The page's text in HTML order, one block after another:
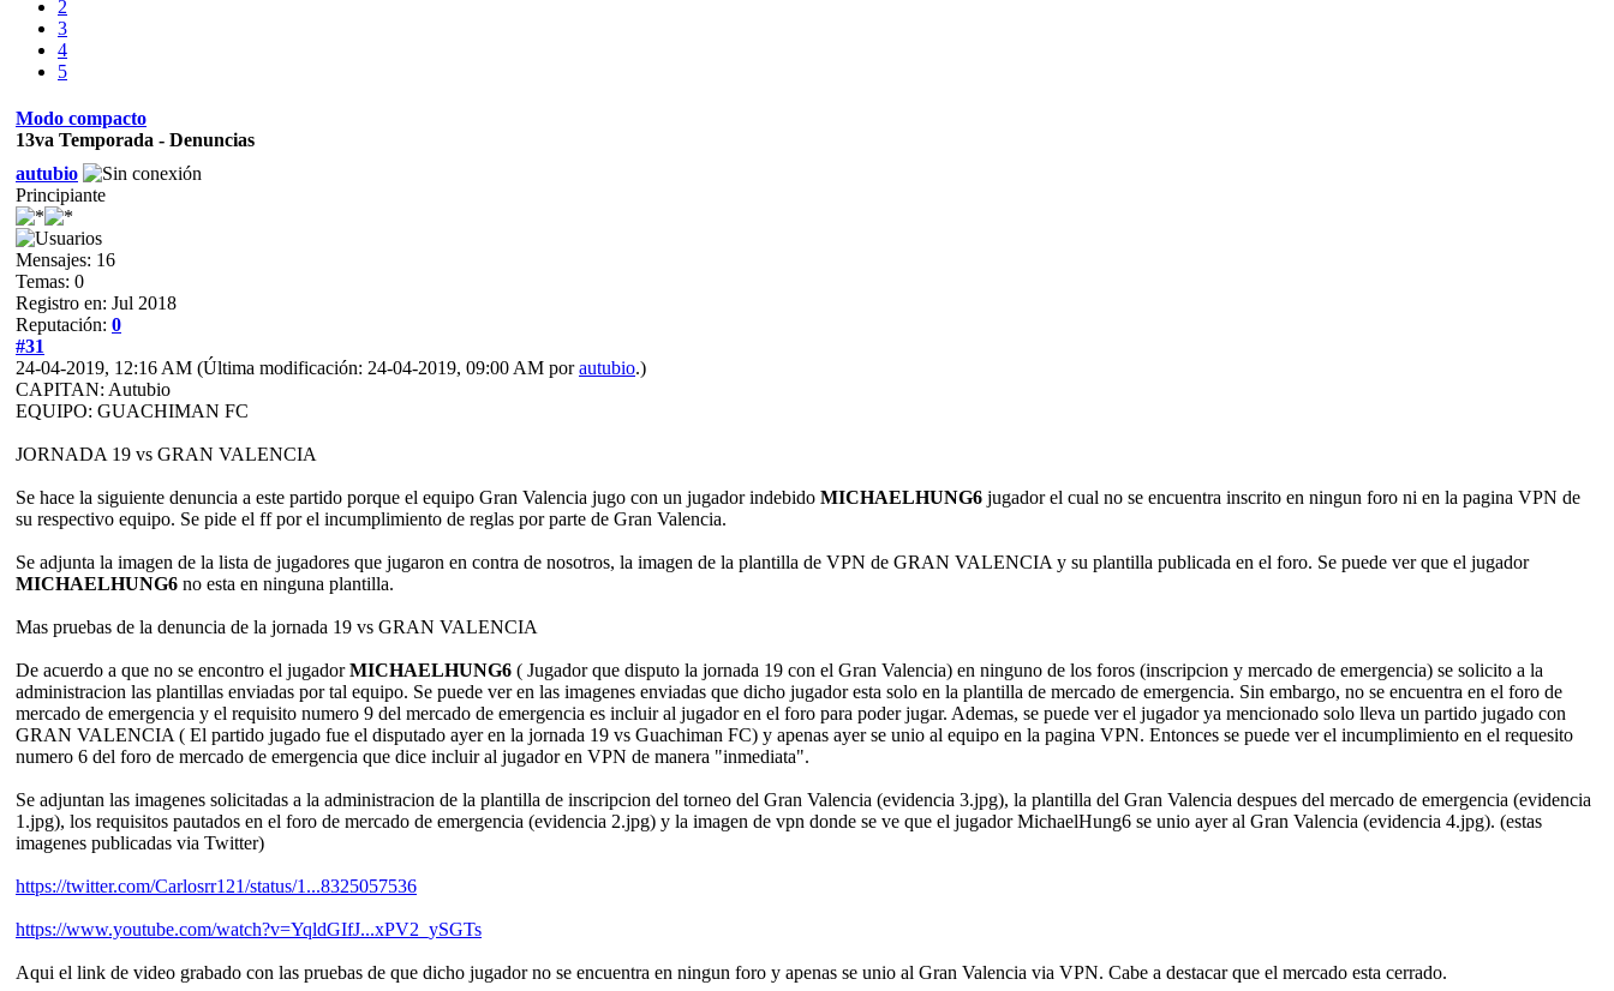
2
3
4
5
Modo compacto
13va Temporada - Denuncias
autubio
Principiante
Mensajes: 16
Temas: 0
Registro en: Jul 2018
Reputación: 0
#31
24-04-2019, 12:16 AM (Última modificación: 24-04-2019, 09:00 AM porautubio.)
CAPITAN: Autubio
EQUIPO: GUACHIMAN FC
JORNADA 19 vs GRAN VALENCIA
Se hace la siguiente denuncia a este partido porque el equipo Gran Valencia jugo con un jugador indebido MICHAELHUNG6 jugador el cual no se encuentra inscrito en ningun foro ni en la pagina VPN de
su respectivo equipo. Se pide el ff por el incumplimiento de reglas por parte de Gran Valencia.
Se adjunta la imagen de la lista de jugadores que jugaron en contra de nosotros, la imagen de la plantilla de VPN de GRAN VALENCIA y su plantilla publicada en el foro. Se puede ver que el jugador
MICHAELHUNG6 no esta en ninguna plantilla.
Mas pruebas de la denuncia de la jornada 19 vs GRAN VALENCIA
De acuerdo a que no se encontro el jugadorMICHAELHUNG6 ( Jugador que disputo la jornada 19 con el Gran Valencia) en ninguno de los foros (inscripcion y mercado de emergencia) se solicito a la
administracion las plantillas enviadas por tal equipo. Se puede ver en las imagenes enviadas que dicho jugador esta solo en la plantilla de mercado de emergencia. Sin embargo, no se encuentra en el foro de
mercado de emergencia y el requisito numero 9 del mercado de emergencia es incluir al jugador en el foro para poder jugar. Ademas, se puede ver el jugador ya mencionado solo lleva un partido jugado con
GRAN VALENCIA ( El partido jugado fue el disputado ayer en la jornada 19 vs Guachiman FC) y apenas ayer se unio al equipo en la pagina VPN. Entonces se puede ver el incumplimiento en el requesito
numero 6 del foro de mercado de emergencia que dice incluir al jugador en VPN de manera "inmediata".
Se adjuntan las imagenes solicitadas a la administracion de la plantilla de inscripcion del torneo del Gran Valencia (evidencia 3.jpg), la plantilla del Gran Valencia despues del mercado de emergencia (evidencia
1.jpg), los requisitos pautados en el foro de mercado de emergencia (evidencia 2.jpg) y la imagen de vpn donde se ve que el jugador MichaelHung6 se unio ayer al Gran Valencia (evidencia 4.jpg). (estas
imagenes publicadas via Twitter)
https://twitter.com/Carlosrr121/status/1...8325057536
https://www.youtube.com/watch?v=YqldGIfJ...xPV2_ySGTs
Aqui el link de video grabado con las pruebas de que dicho jugador no se encuentra en ningun foro y apenas se unio al Gran Valencia via VPN. Cabe a destacar que el mercado esta cerrado.